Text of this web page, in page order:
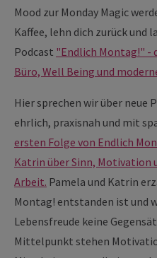
Mood zur Monday Magic
Kaffee, lehn dich zurück und
Podcast "Endlich Montag!" -
Büro, Well Being und
Hier sprechen wir über neue
ehrlich, praxisnah und mit
ersten Folge von Endlich
Katrin über Sinn, Motivation
Arbeit. Pamela und Katrin
Montag! entstanden ist und
Lebensfreude keine
Mittelpunkt stehen